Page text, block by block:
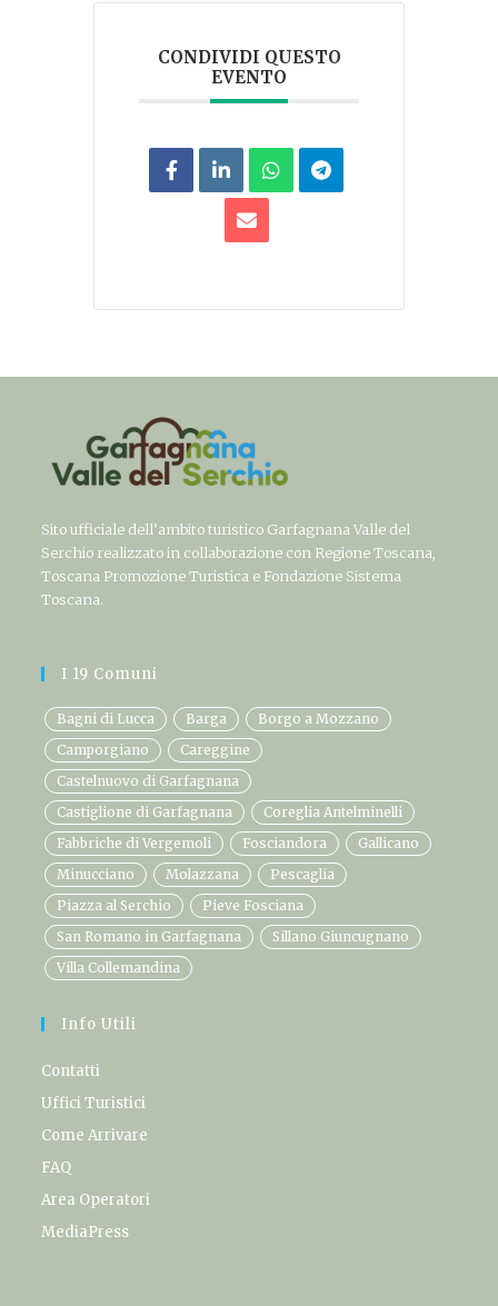
CONDIVIDI QUESTO
EVENTO
Sito ufficiale dell’ambito turistico Garfagnana Valle del
Serchio realizzato in collaborazione con Regione Toscana,
Toscana Promozione Turistica e Fondazione Sistema
Toscana.
I 19 Comuni
Bagni di Lucca Barga
Borgo a Mozzano
Camporgiano
Careggine
Castelnuovo di Garfagnana
Castiglione di Garfagnana
Coreglia Antelminelli
Fabbriche di Vergemoli
Fosciandora
Gallicano
Minucciano
Molazzana
Pescaglia
Piazza al Serchio
Pieve Fosciana
San Romano in Garfagnana
Sillano Giuncugnano
Villa Collemandina
Info Utili
Contatti
Uffici Turistici
Come Arrivare
FAQ
Area Operatori
MediaPress